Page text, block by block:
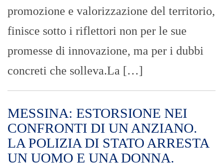
promozione e valorizzazione del territorio,
finisce sotto i riflettori non per le sue
promesse di innovazione, ma per i dubbi
concreti che solleva.​La […]
MESSINA: ESTORSIONE NEI
CONFRONTI DI UN ANZIANO.
LA POLIZIA DI STATO ARRESTA
UN UOMO E UNA DONNA.